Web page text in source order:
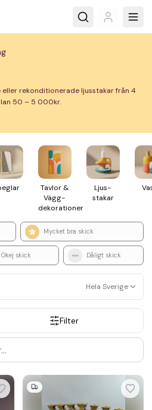
rekonditionerade ljusstakar från 4
50 – 5 000kr.
Tavlor &
Vägg­
dekorationer
Ljus­
stakar
Mycket bra skick
Okej skick Dåligt skick
Hela Sverige
Filter